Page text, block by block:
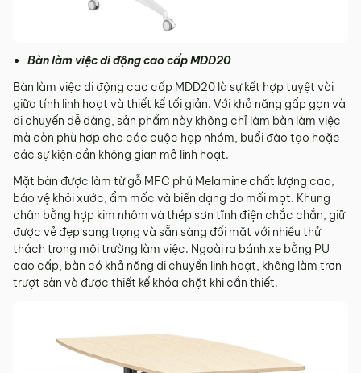
Bàn làm việc di động cao cấp MDD20
Bàn làm việc di động cao cấp MDD20 là sự kết hợp tuyệt vời
giữa tính linh hoạt và thiết kế tối giản. Với khả năng gấp gọn và
di chuyển dễ dàng, sản phẩm này không chỉ làm bàn làm việc
mà còn phù hợp cho các cuộc họp nhóm, buổi đào tạo hoặc
các sự kiện cần không gian mở linh hoạt.
Mặt bàn được làm từ gỗ MFC phủ Melamine chất lượng cao,
bảo vệ khỏi xước, ẩm mốc và biến dạng do mối mọt. Khung
chân bằng hợp kim nhôm và thép sơn tĩnh điện chắc chắn, giữ
được vẻ đẹp sang trọng và sẵn sàng đối mặt với nhiều thử
thách trong môi trường làm việc. Ngoài ra bánh xe bằng PU
cao cấp, bàn có khả năng di chuyển linh hoạt, không làm trơn
trượt sàn và được thiết kế khóa chặt khi cần thiết.